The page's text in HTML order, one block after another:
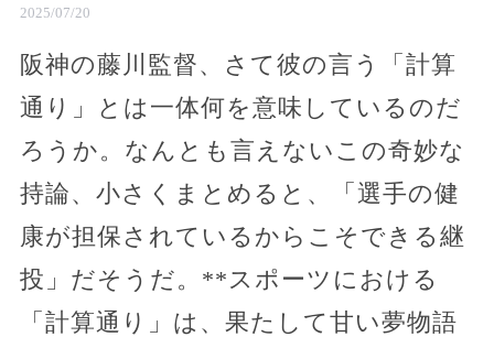
2025/07/20
阪神の藤川監督、さて彼の言う「計算
通り」とは一体何を意味しているのだ
ろうか。なんとも言えないこの奇妙な
持論、小さくまとめると、「選手の健
康が担保されているからこそできる継
投」だそうだ。**スポーツにおける
「計算通り」は、果たして甘い夢物語